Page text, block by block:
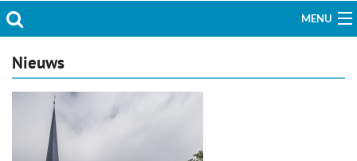
MENU
Actueel
Hobby & Vrije tijd
Welzijn & Maatschappij
Nieuws